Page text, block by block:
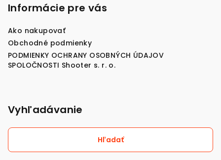
Informácie pre vás
Ako nakupovať
Obchodné podmienky
PODMIENKY OCHRANY OSOBNÝCH ÚDAJOV
SPOLOČNOSTI Shooter s. r. o.
Vyhľadávanie
Hľadať